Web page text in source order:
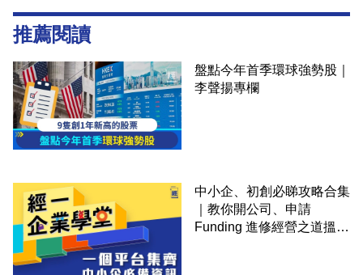
推薦閱讀
盤點今年首季環球強勢股｜
李聲揚專欄
中小企、初創必睇攻略合集
｜教你開公司、申請
Funding 進修經營之道搵大